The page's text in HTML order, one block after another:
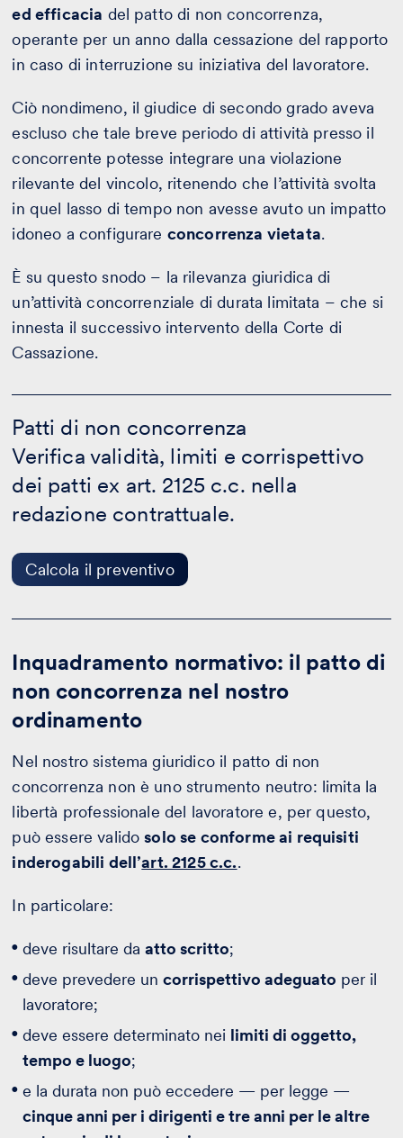
ed efficacia del patto di non concorrenza,
operante per un anno dalla cessazione del rapporto
in caso di interruzione su iniziativa del lavoratore.
Ciò nondimeno, il giudice di secondo grado aveva
escluso che tale breve periodo di attività presso il
concorrente potesse integrare una violazione
rilevante del vincolo, ritenendo che l’attività svolta
in quel lasso di tempo non avesse avuto un impatto
idoneo a configurare concorrenza vietata.
È su questo snodo – la rilevanza giuridica di
un’attività concorrenziale di durata limitata – che si
innesta il successivo intervento della Corte di
Cassazione.
Patti di non concorrenza
Verifica validità, limiti e corrispettivo
dei patti ex art. 2125 c.c. nella
redazione contrattuale.
Calcola il preventivo
di
non
concorrenza
Calcola
preventivo
Inquadramento normativo: il patto di
non concorrenza nel nostro
ordinamento
Nel nostro sistema giuridico il patto di non
concorrenza non è uno strumento neutro: limita la
libertà professionale del lavoratore e, per questo,
può essere validosolo se conforme ai requisiti
inderogabili dell’art. 2125 c.c..
In particolare:
deve risultare daatto scritto;
deve prevedere uncorrispettivo adeguato per il
lavoratore;
deve essere determinato nei limiti di oggetto,
tempo e luogo;
e la durata non può eccedere — per legge —
cinque anni per i dirigenti e tre anni per le altre